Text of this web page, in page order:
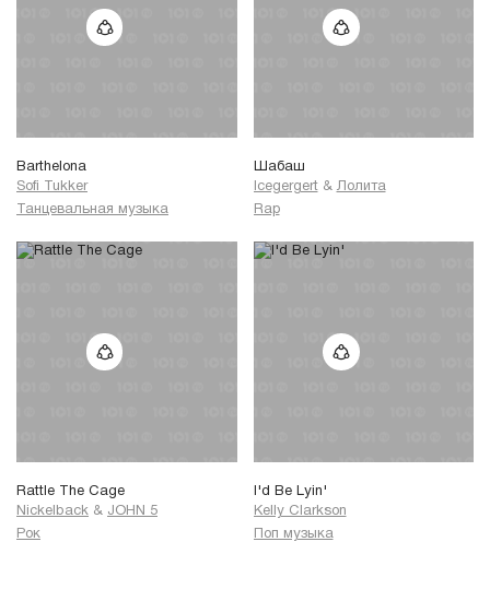
Barthelona
Sofi Tukker
Танцевальная музыка
Шабаш
Icegergert & Лолита
Rap
Rattle The Cage
Nickelback & JOHN 5
Рок
I'd Be Lyin'
Kelly Clarkson
Поп музыка